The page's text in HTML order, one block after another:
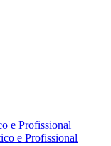
e Profissional
e Profissional